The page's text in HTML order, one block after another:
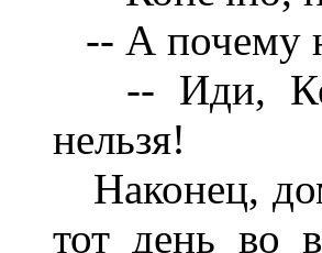
-- А почему
-- Иди,
нельзя!
Наконец,
тот день во